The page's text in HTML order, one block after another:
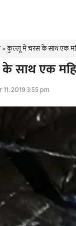
»कुल्लू में चरस के साथ एक
साथ एक
2019 3:55 pm